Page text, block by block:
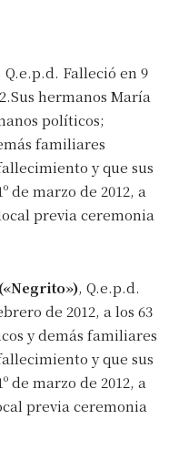
Q.e.p.d. Falleció en 9
hermanos María
políticos;
familiares
y que sus
de marzo de 2012, a
previa ceremonia
, Q.e.p.d.
de 2012, a los 63
y demás familiares
y que sus
de marzo de 2012, a
previa ceremonia